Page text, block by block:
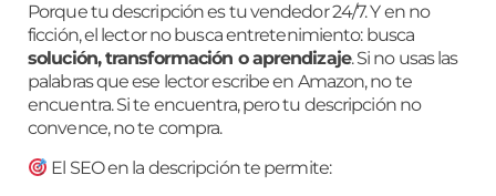
Porque tu descripción es tu vendedor 24/7. Y en no
ficción, el lector no busca entretenimiento: busca
solución, transformación o aprendizaje. Si no usas las
palabras que ese lector escribe en Amazon, no te
encuentra. Si te encuentra, pero tu descripción no
convence, no te compra.
El SEO en la descripción te permite: